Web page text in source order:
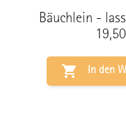
Bäuchlein -
Preis
 In den